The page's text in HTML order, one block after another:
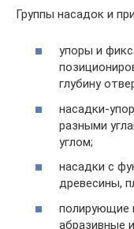
Группы насадок и
упоры и
глубину
насадки-
разными
углом;
насадки с
древесины,
полирующие
абразивные